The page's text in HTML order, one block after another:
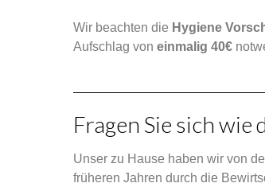
Wir beachten die Hygiene
Aufschlag von einmalig 40€
Fragen Sie sich
Unser zu Hause haben wir von
früheren Jahren durch die